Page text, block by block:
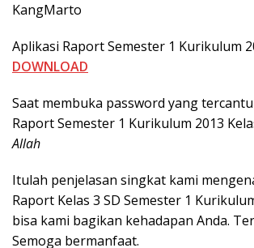
KangMarto
Aplikasi Raport Semester 1 Kurikulum
DOWNLOAD
Saat membuka password yang
Raport Semester 1 Kurikulum 2013
Allah
Itulah penjelasan singkat kami
Raport Kelas 3 SD Semester 1
bisa kami bagikan kehadapan Anda.
Semoga bermanfaat.